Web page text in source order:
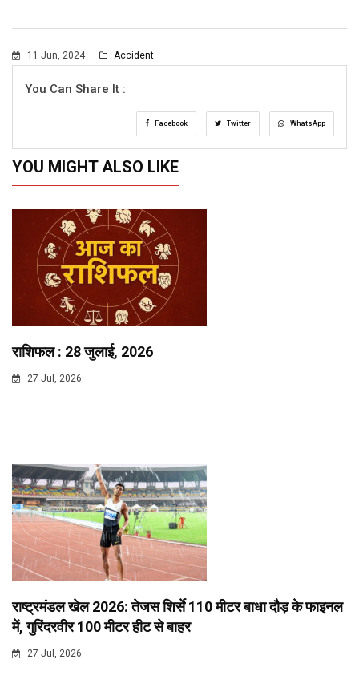
11 Jun, 2024 Accident
You Can Share It :
Facebook Twitter WhatsApp
YOU MIGHT ALSO LIKE
राशिफल : 28 जुलाई, 2026
27 Jul, 2026
राष्ट्रमंडल खेल 2026: तेजस शिर्से 110 मीटर बाधा दौड़ के फाइनल
में, गुरिंदरवीर 100 मीटर हीट से बाहर
27 Jul, 2026